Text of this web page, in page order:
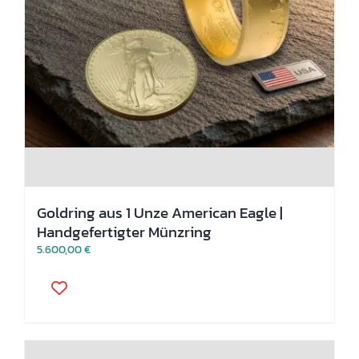
Goldring aus 1 Unze American Eagle |
Handgefertigter Münzring
5.600,00€
Produkt